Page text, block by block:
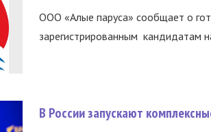
ООО «Алые паруса» сообщает о
зарегистрированным кандидатам
В России запускают